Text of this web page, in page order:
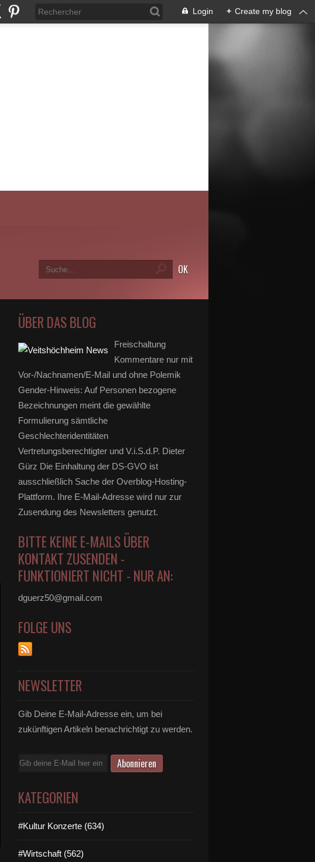
Login + Create my blog
ÜBER DAS BLOG
Freischaltung
Kommentare nur mit
Vor-/Nachnamen/E-Mail und ohne Polemik
Gender-Hinweis: Auf Personen bezogene
Bezeichnungen meint die gewählte
Formulierung sämtliche
Geschlechteridentitäten
Vertretungsberechtigter und V.i.S.d.P. Dieter
Gürz Die Einhaltung der DS-GVO ist
ausschließlich Sache der Overblog-Hosting-
Plattform. Ihre E-Mail-Adresse wird nur zur
Zusendung des Newsletters genutzt.
BITTE KEINE E-MAILS ÜBER
KONTAKT ZUSENDEN -
FUNKTIONIERT NICHT - NUR AN:
dguerz50@gmail.com
FOLGE UNS
NEWSLETTER
Gib Deine E-Mail-Adresse ein, um bei
zukünftigen Artikeln benachrichtigt zu werden.
E-
KATEGORIEN
#Kultur Konzerte (634)
#Wirtschaft (562)